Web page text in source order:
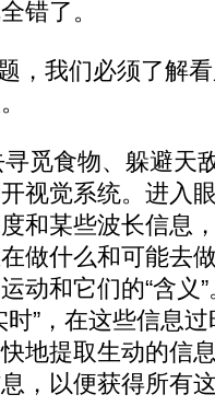
错了。
我们必须了解看
食物、躲避天
视觉系统。进入
和某些波长信息
做什么和可能去
动和它们的“含义
”，在这些信息
地提取生动的信
，以便获得所有